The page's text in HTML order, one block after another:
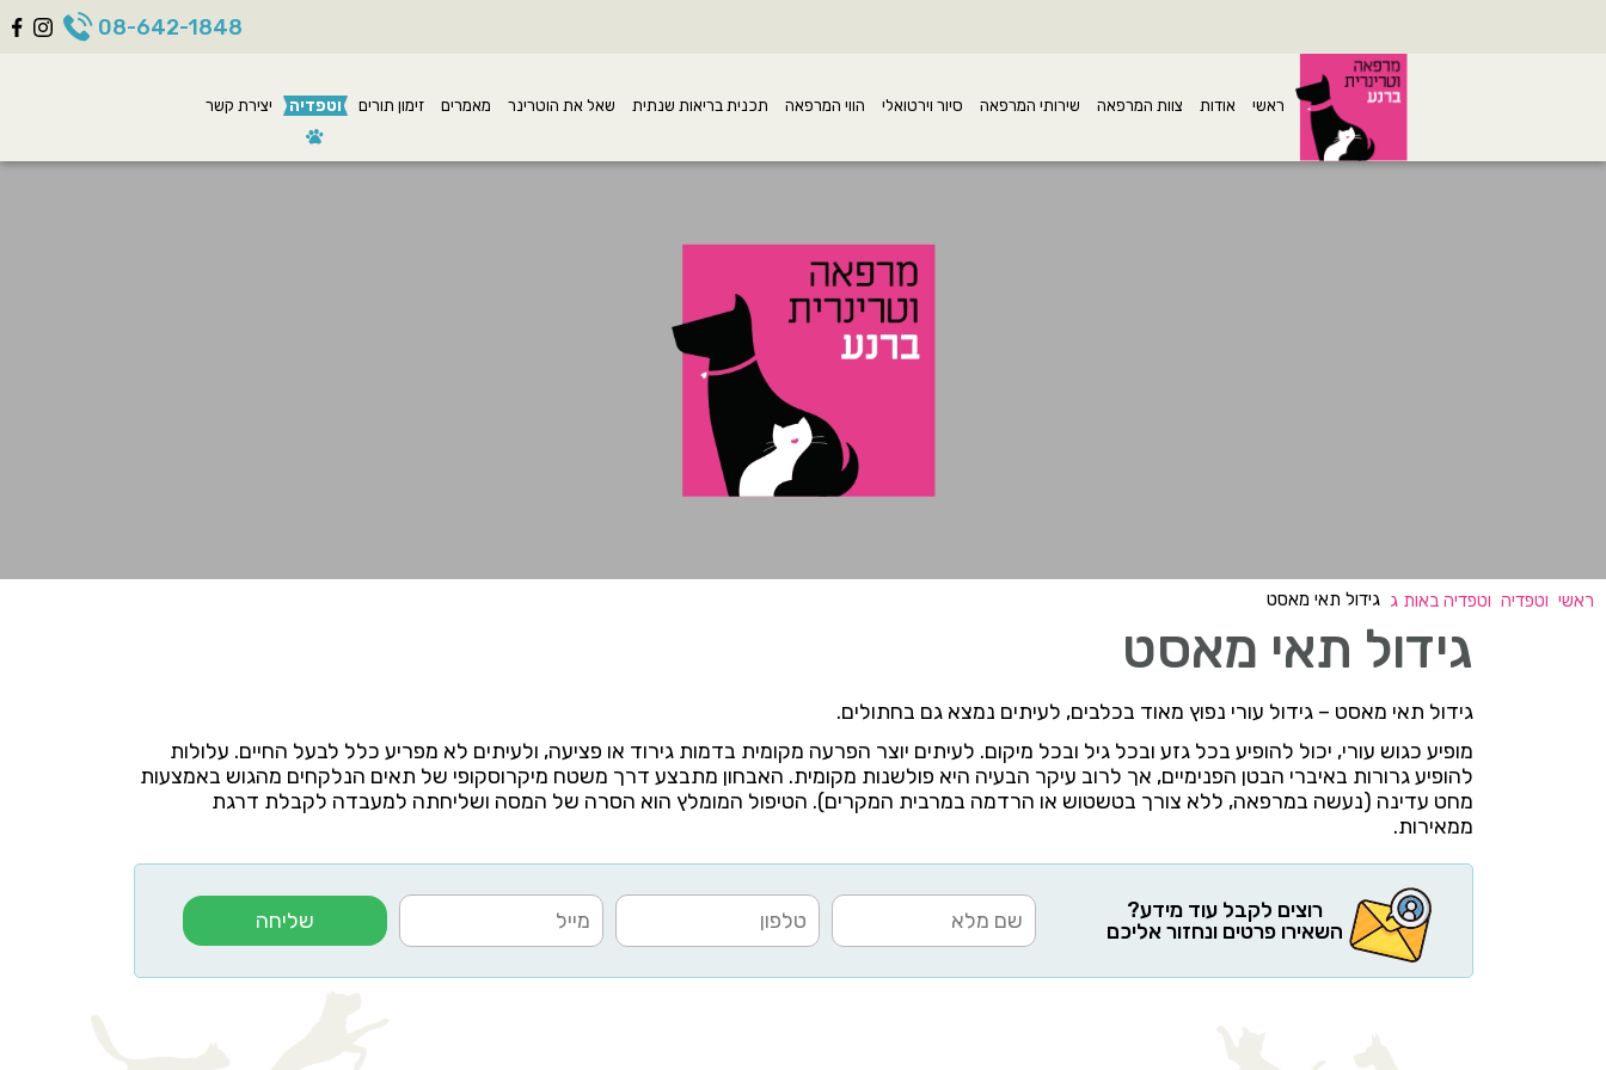
08-642-1848
ראשי אודות צוות המרפאה שירותי המרפאה סיור וירטואלי הווי המרפאה תכנית בריאות שנתית שאל את הוטרינר מאמרים זימון תורים וטפדיה יצירת קשר
ראשי וטפדיה וטפדיה באות ג גידול תאי מאסט
גידול תאי מאסט
גידול תאי מאסט – גידול עורי נפוץ מאוד בכלבים, לעיתים נמצא גם בחתולים.
מופיע כגוש עורי, יכול להופיע בכל גזע ובכל גיל ובכל מיקום. לעיתים יוצר הפרעה מקומית בדמות גירוד או פציעה, ולעיתים לא מפריע כלל לבעל החיים. עלולות
להופיע גרורות באיברי הבטן הפנימיים, אך לרוב עיקר הבעיה היא פולשנות מקומית. האבחון מתבצע דרך משטח מיקרוסקופי של תאים הנלקחים מהגוש באמצעות
מחט עדינה (נעשה במרפאה, ללא צורך בטשטוש או הרדמה במרבית המקרים). הטיפול המומלץ הוא הסרה של המסה ושליחתה למעבדה לקבלת דרגת
ממאירות.
רוצים לקבל עוד מידע?
השאירו פרטים ונחזור אליכם
שליחה